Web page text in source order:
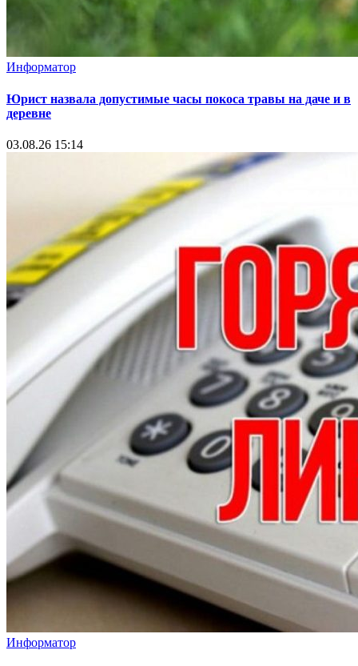
Информатор
Юрист назвала допустимые часы покоса травы на даче и в
деревне
03.08.26 15:14
Информатор